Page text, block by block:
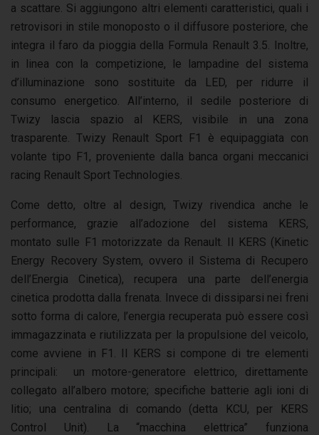
a scattare. Si aggiungono altri elementi caratteristici, quali i
retrovisori in stile monoposto o il diffusore posteriore, che
integra il faro da pioggia della Formula Renault 3.5. Inoltre,
in linea con la competizione, le lampadine del sistema
d’illuminazione sono sostituite da LED, per ridurre il
consumo energetico. All’interno, il sedile posteriore di
Twizy lascia spazio al KERS, visibile in una zona
trasparente. Twizy Renault Sport F1 è equipaggiata con
volante tipo F1, proveniente dalla banca organi meccanici
racing Renault Sport Technologies.
Come detto, oltre al design, Twizy rivendica anche le
performance, grazie all’adozione del sistema KERS,
montato sulle F1 motorizzate da Renault. Il KERS (Kinetic
Energy Recovery System, ovvero il Sistema di Recupero
dell’Energia Cinetica), recupera una parte dell’energia
cinetica prodotta dalla frenata. Invece di dissiparsi nei freni
sotto forma di calore, l’energia recuperata può essere così
immagazzinata e riutilizzata per la propulsione del veicolo,
come avviene in F1. Il KERS si compone di tre elementi
principali: un motore-generatore elettrico, direttamente
collegato all’albero motore; specifiche batterie agli ioni di
litio; una centralina di comando (detta KCU, per KERS
Control Unit). La “macchina elettrica” funziona